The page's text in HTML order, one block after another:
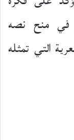
في منح نصه
التي تمثله